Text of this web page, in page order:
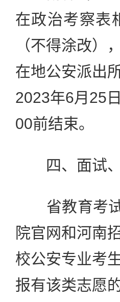
在政治考察表
（不得涂改）
在地公安派出
2023年6月25
00前结束。
四、面试、
省教育考试
院官网和河南
校公安专业考
报有该类志愿